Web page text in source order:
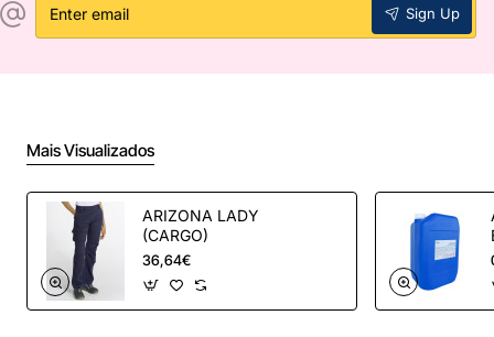
email
Sign Up
Mais Visualizados
ARIZONA LADY
(CARGO)
36,64€